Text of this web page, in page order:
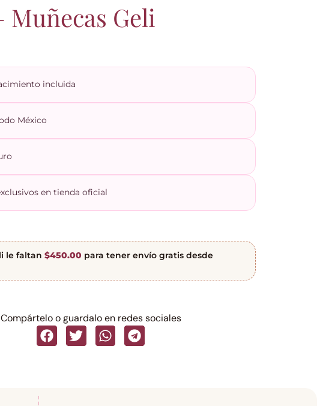
Muñecas Geli
incluida
México
en tienda oficial
le faltan $450.00 para tener envío gratis desde
Compártelo o guardalo en redes sociales